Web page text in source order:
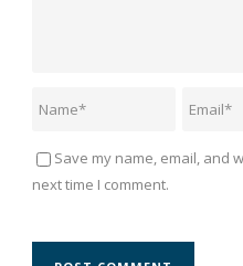
Save my name, email, and
next time I comment.